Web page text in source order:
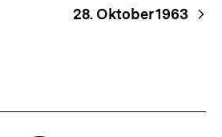
28. Oktober 1963